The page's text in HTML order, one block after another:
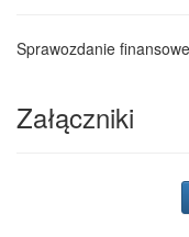
Sprawozdanie
Załączniki